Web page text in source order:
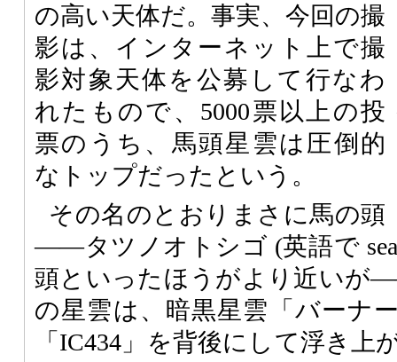
の高い天体だ。事実、今回の撮
影は、インターネット上で撮
影対象天体を公募して行なわ
れたもので、5000票以上の投
票のうち、馬頭星雲は圧倒的
なトップだったという。
その名のとおりまさに馬の頭
――タツノオトシゴ (英語で sea
頭といったほうがより近いが
の星雲は、暗黒星雲「バーナ
「IC434」を背後にして浮き